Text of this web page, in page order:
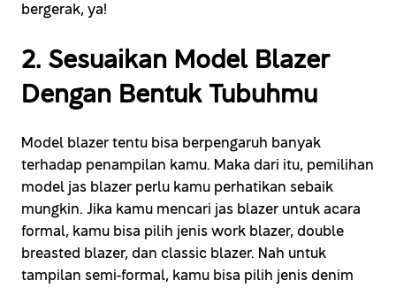
bergerak, ya!
2. Sesuaikan Model Blazer
Dengan Bentuk Tubuhmu
Model blazer tentu bisa berpengaruh banyak
terhadap penampilan kamu. Maka dari itu, pemilihan
model jas blazer perlu kamu perhatikan sebaik
mungkin. Jika kamu mencari jas blazer untuk acara
formal, kamu bisa pilih jenis work blazer, double
breasted blazer, dan classic blazer. Nah untuk
tampilan semi-formal, kamu bisa pilih jenis denim